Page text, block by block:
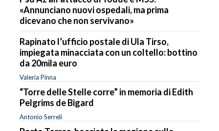
«Annunciano nuovi ospedali, ma prima
dicevano che non servivano»
Rapinato l’ufficio postale di Ula Tirso,
impiegata minacciata con un coltello: bottino
da 20mila euro
Valeria Pinna
“Torre delle Stelle corre” in memoria di Edith
Pelgrims de Bigard
Antonio Serreli